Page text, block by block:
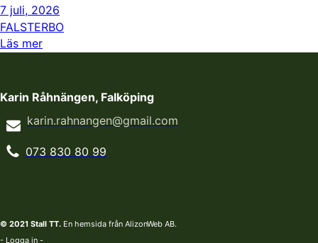
7 juli, 2026
FALSTERBO
Läs mer
Karin Råhnängen, Falköping
karin.rahnangen@gmail.com
073 830 80 99
© 2021 Stall TT. En hemsida från AlizonWeb AB.
- Logga in -